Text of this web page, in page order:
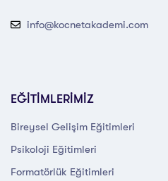
info@kocnetakademi.com
EĞİTİMLERİMİZ
Bireysel Gelişim Eğitimleri
Psikoloji Eğitimleri
Formatörlük Eğitimleri